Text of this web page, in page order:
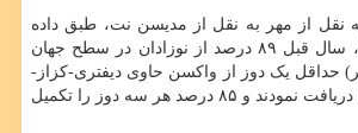
نقل از مهر به نقل از مدیسن نت، طبق داده
های تازه انتشار یافته، سال قبل ۸۹ درصد از نوزادان در سطح جهان
نفر) حداقل یک دوز از واکسن حاوی دیفتری-کزاز-
سیاه سرفه (DTP) را دریافت نمودند و ۸۵ درصد هر سه دوز را تکمیل